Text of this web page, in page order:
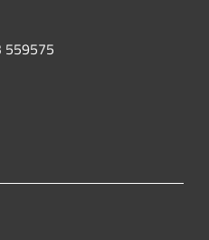
559575